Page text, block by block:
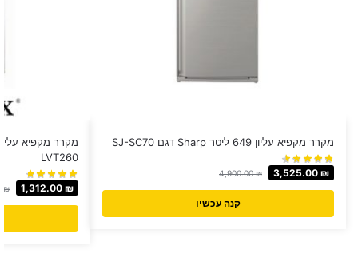
מקרר מקפיא עליון 649 ליטר Sharp דגם SJ-SC70
4,900.00₪ 3,525.00 ₪
קנה עכשיו
LVT260
₪ 1,312.00 ₪